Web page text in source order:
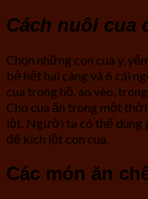
Cách nuôi cua
Chọn những con cua y,
bẻ hết hai càng và 6 cái
cua trong hồ, ao vèo,
Cho cua ăn trong một
lột. Người ta có thể dùng
để kích lột con cua.
Các món ăn